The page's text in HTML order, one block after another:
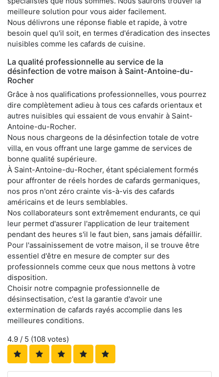
meilleure solution pour vous aider facilement.
Nous délivrons une réponse fiable et rapide, à votre
besoin quel qu'il soit, en termes d'éradication des insectes
nuisibles comme les cafards de cuisine.
La qualité professionnelle au service de la
désinfection de votre maison à Saint-Antoine-du-
Rocher
Grâce à nos qualifications professionnelles, vous pourrez
dire complètement adieu à tous ces cafards orientaux et
autres nuisibles qui essaient de vous envahir à Saint-
Antoine-du-Rocher.
Nous nous chargeons de la désinfection totale de votre
villa, en vous offrant une large gamme de services de
bonne qualité supérieure.
À Saint-Antoine-du-Rocher, étant spécialement formés
pour affronter de réels hordes de cafards germaniques,
nos pros n'ont zéro crainte vis-à-vis des cafards
américains et de leurs semblables.
Nos collaborateurs sont extrêmement endurants, ce qui
leur permet d'assurer l'application de leur traitement
pendant des heures s'il le faut bien, sans jamais défaillir.
Pour l'assainissement de votre maison, il se trouve être
essentiel d'être en mesure de compter sur des
professionnels comme ceux que nous mettons à votre
disposition.
Choisir notre compagnie professionnelle de
désinsectisation, c'est la garantie d'avoir une
extermination de cafards rayés accomplie dans les
meilleures conditions.
4.9 / 5 (108 votes)